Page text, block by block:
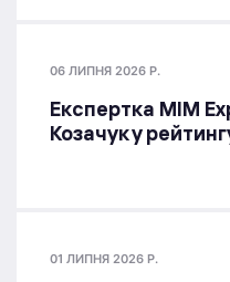
06 ЛИПНЯ 2026 Р.
Експертка MIM
Козачук у
01 ЛИПНЯ 2026 Р.